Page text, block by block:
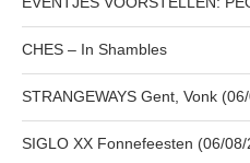
CHES – In Shambles
STRANGEWAYS Gent, Vonk
SIGLO XX Fonnefeesten (06/08/